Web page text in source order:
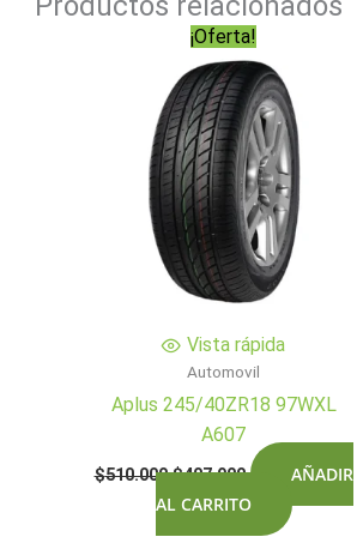
¡Oferta!
Vista rápida
Automovil
Aplus 245/40ZR18 97WXL
A607
$510.000El
original
$407.900El
actual
AÑADIR
AL CARRITO